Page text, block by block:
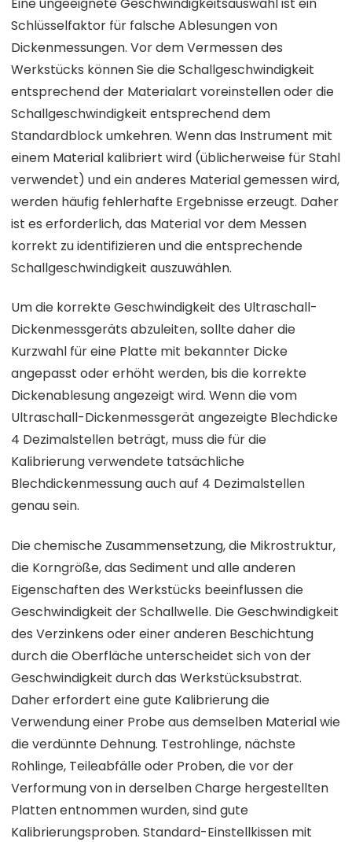
Schlüsselfaktor für falsche Ablesungen von
Dickenmessungen. Vor dem Vermessen des
Werkstücks können Sie die Schallgeschwindigkeit
entsprechend der Materialart voreinstellen oder die
Schallgeschwindigkeit entsprechend dem
Standardblock umkehren. Wenn das Instrument mit
einem Material kalibriert wird (üblicherweise für Stahl
verwendet) und ein anderes Material gemessen wird,
werden häufig fehlerhafte Ergebnisse erzeugt. Daher
ist es erforderlich, das Material vor dem Messen
korrekt zu identifizieren und die entsprechende
Schallgeschwindigkeit auszuwählen.
Um die korrekte Geschwindigkeit des Ultraschall-
Dickenmessgeräts abzuleiten, sollte daher die
Kurzwahl für eine Platte mit bekannter Dicke
angepasst oder erhöht werden, bis die korrekte
Dickenablesung angezeigt wird. Wenn die vom
Ultraschall-Dickenmessgerät angezeigte Blechdicke
4 Dezimalstellen beträgt, muss die für die
Kalibrierung verwendete tatsächliche
Blechdickenmessung auch auf 4 Dezimalstellen
genau sein.
Die chemische Zusammensetzung, die Mikrostruktur,
die Korngröße, das Sediment und alle anderen
Eigenschaften des Werkstücks beeinflussen die
Geschwindigkeit der Schallwelle. Die Geschwindigkeit
des Verzinkens oder einer anderen Beschichtung
durch die Oberfläche unterscheidet sich von der
Geschwindigkeit durch das Werkstücksubstrat.
Daher erfordert eine gute Kalibrierung die
Verwendung einer Probe aus demselben Material wie
die verdünnte Dehnung. Testrohlinge, nächste
Rohlinge, Teileabfälle oder Proben, die vor der
Verformung von in derselben Charge hergestellten
Platten entnommen wurden, sind gute
Kalibrierungsproben. Standard-Einstellkissen mit